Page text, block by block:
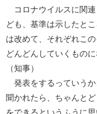
コロナウイルスに関連
ども、基準は示したと
は改めて、それぞれこ
どんどんしていくものに
（知事）
発表をするっていうか
聞かれたら、ちゃんと